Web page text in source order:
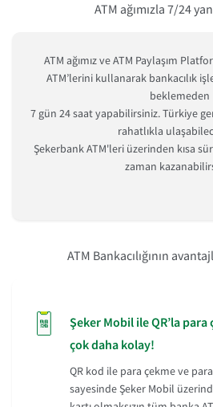
ATM ağımızla 7/24
ATM ağımız ve ATM Paylaşım
ATM’lerini kullanarak bankacılık
beklemeden
7 gün 24 saat yapabilirsiniz. Türkiye
rahatlıkla
Şekerbank ATM'leri üzerinden kısa
zaman
ATM Bankacılığının
Şeker Mobil ile QR’la
çok daha kolay!
QR kod ile para çekme ve
sayesinde Şeker Mobil